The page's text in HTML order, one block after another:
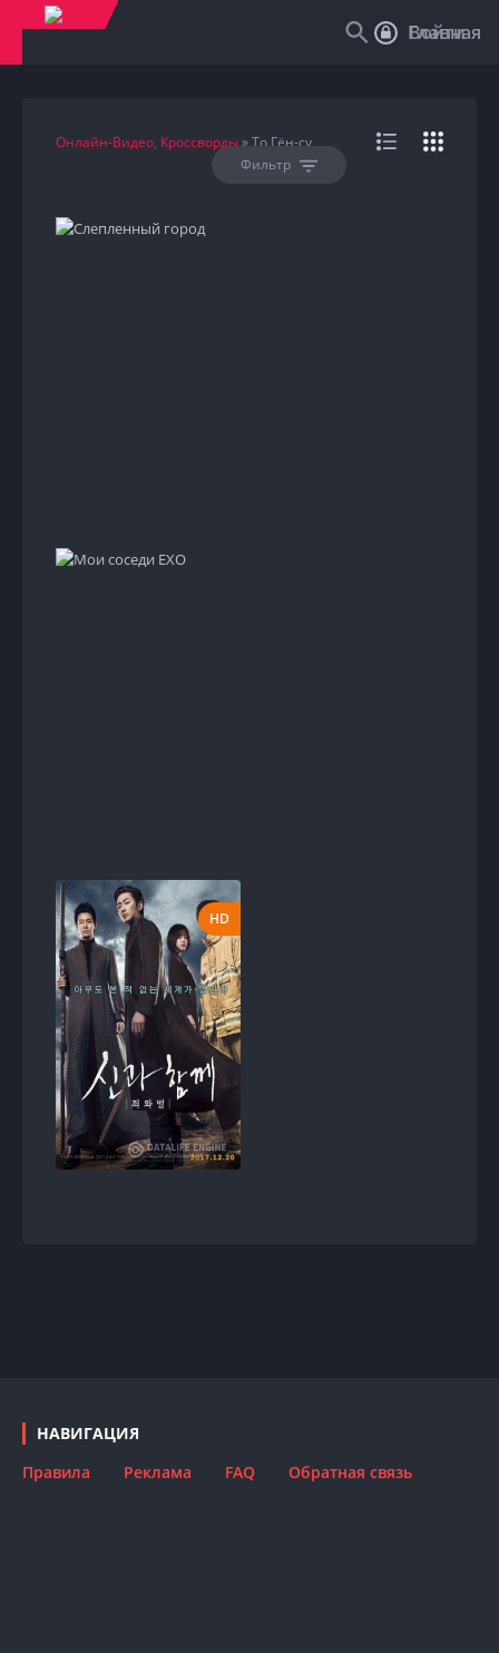
Войти
Главная
Онлайн-Видео, Кроссворды» То Гён-су
Фильтр
HD
НАВИГАЦИЯ
Правила
Реклама FAQ Обратная связь